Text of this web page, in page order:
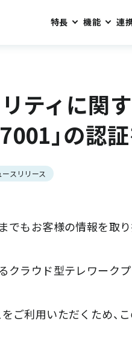
特長 機能 連
ティに関
」の認証
ースリリース
でもお客様の情報を取
クラウド型テレワーク
ご利用いただくため、